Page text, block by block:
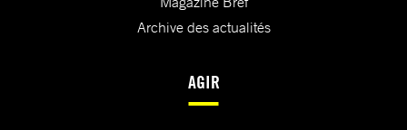
Archive des actualités
AGIR